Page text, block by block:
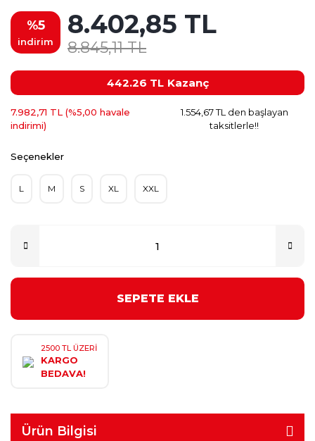
%5
indirim
8.402,85 TL
8.845,11 TL
442.26 TL Kazanç
7.982,71 TL (%5,00 havale
indirimi)
1.554,67 TL den başlayan
taksitlerle!!
Seçenekler
L M S XL XXL
SEPETE EKLE
2500 TL ÜZERİ
KARGO
BEDAVA!
Ürün Bilgisi